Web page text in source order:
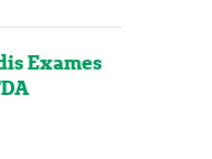
Exames